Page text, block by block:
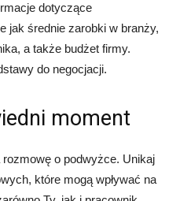
dotyczące
jak średnie zarobki w branży,
a także budżet firmy.
do negocjacji.
moment
o podwyżce. Unikaj
które mogą wpływać na